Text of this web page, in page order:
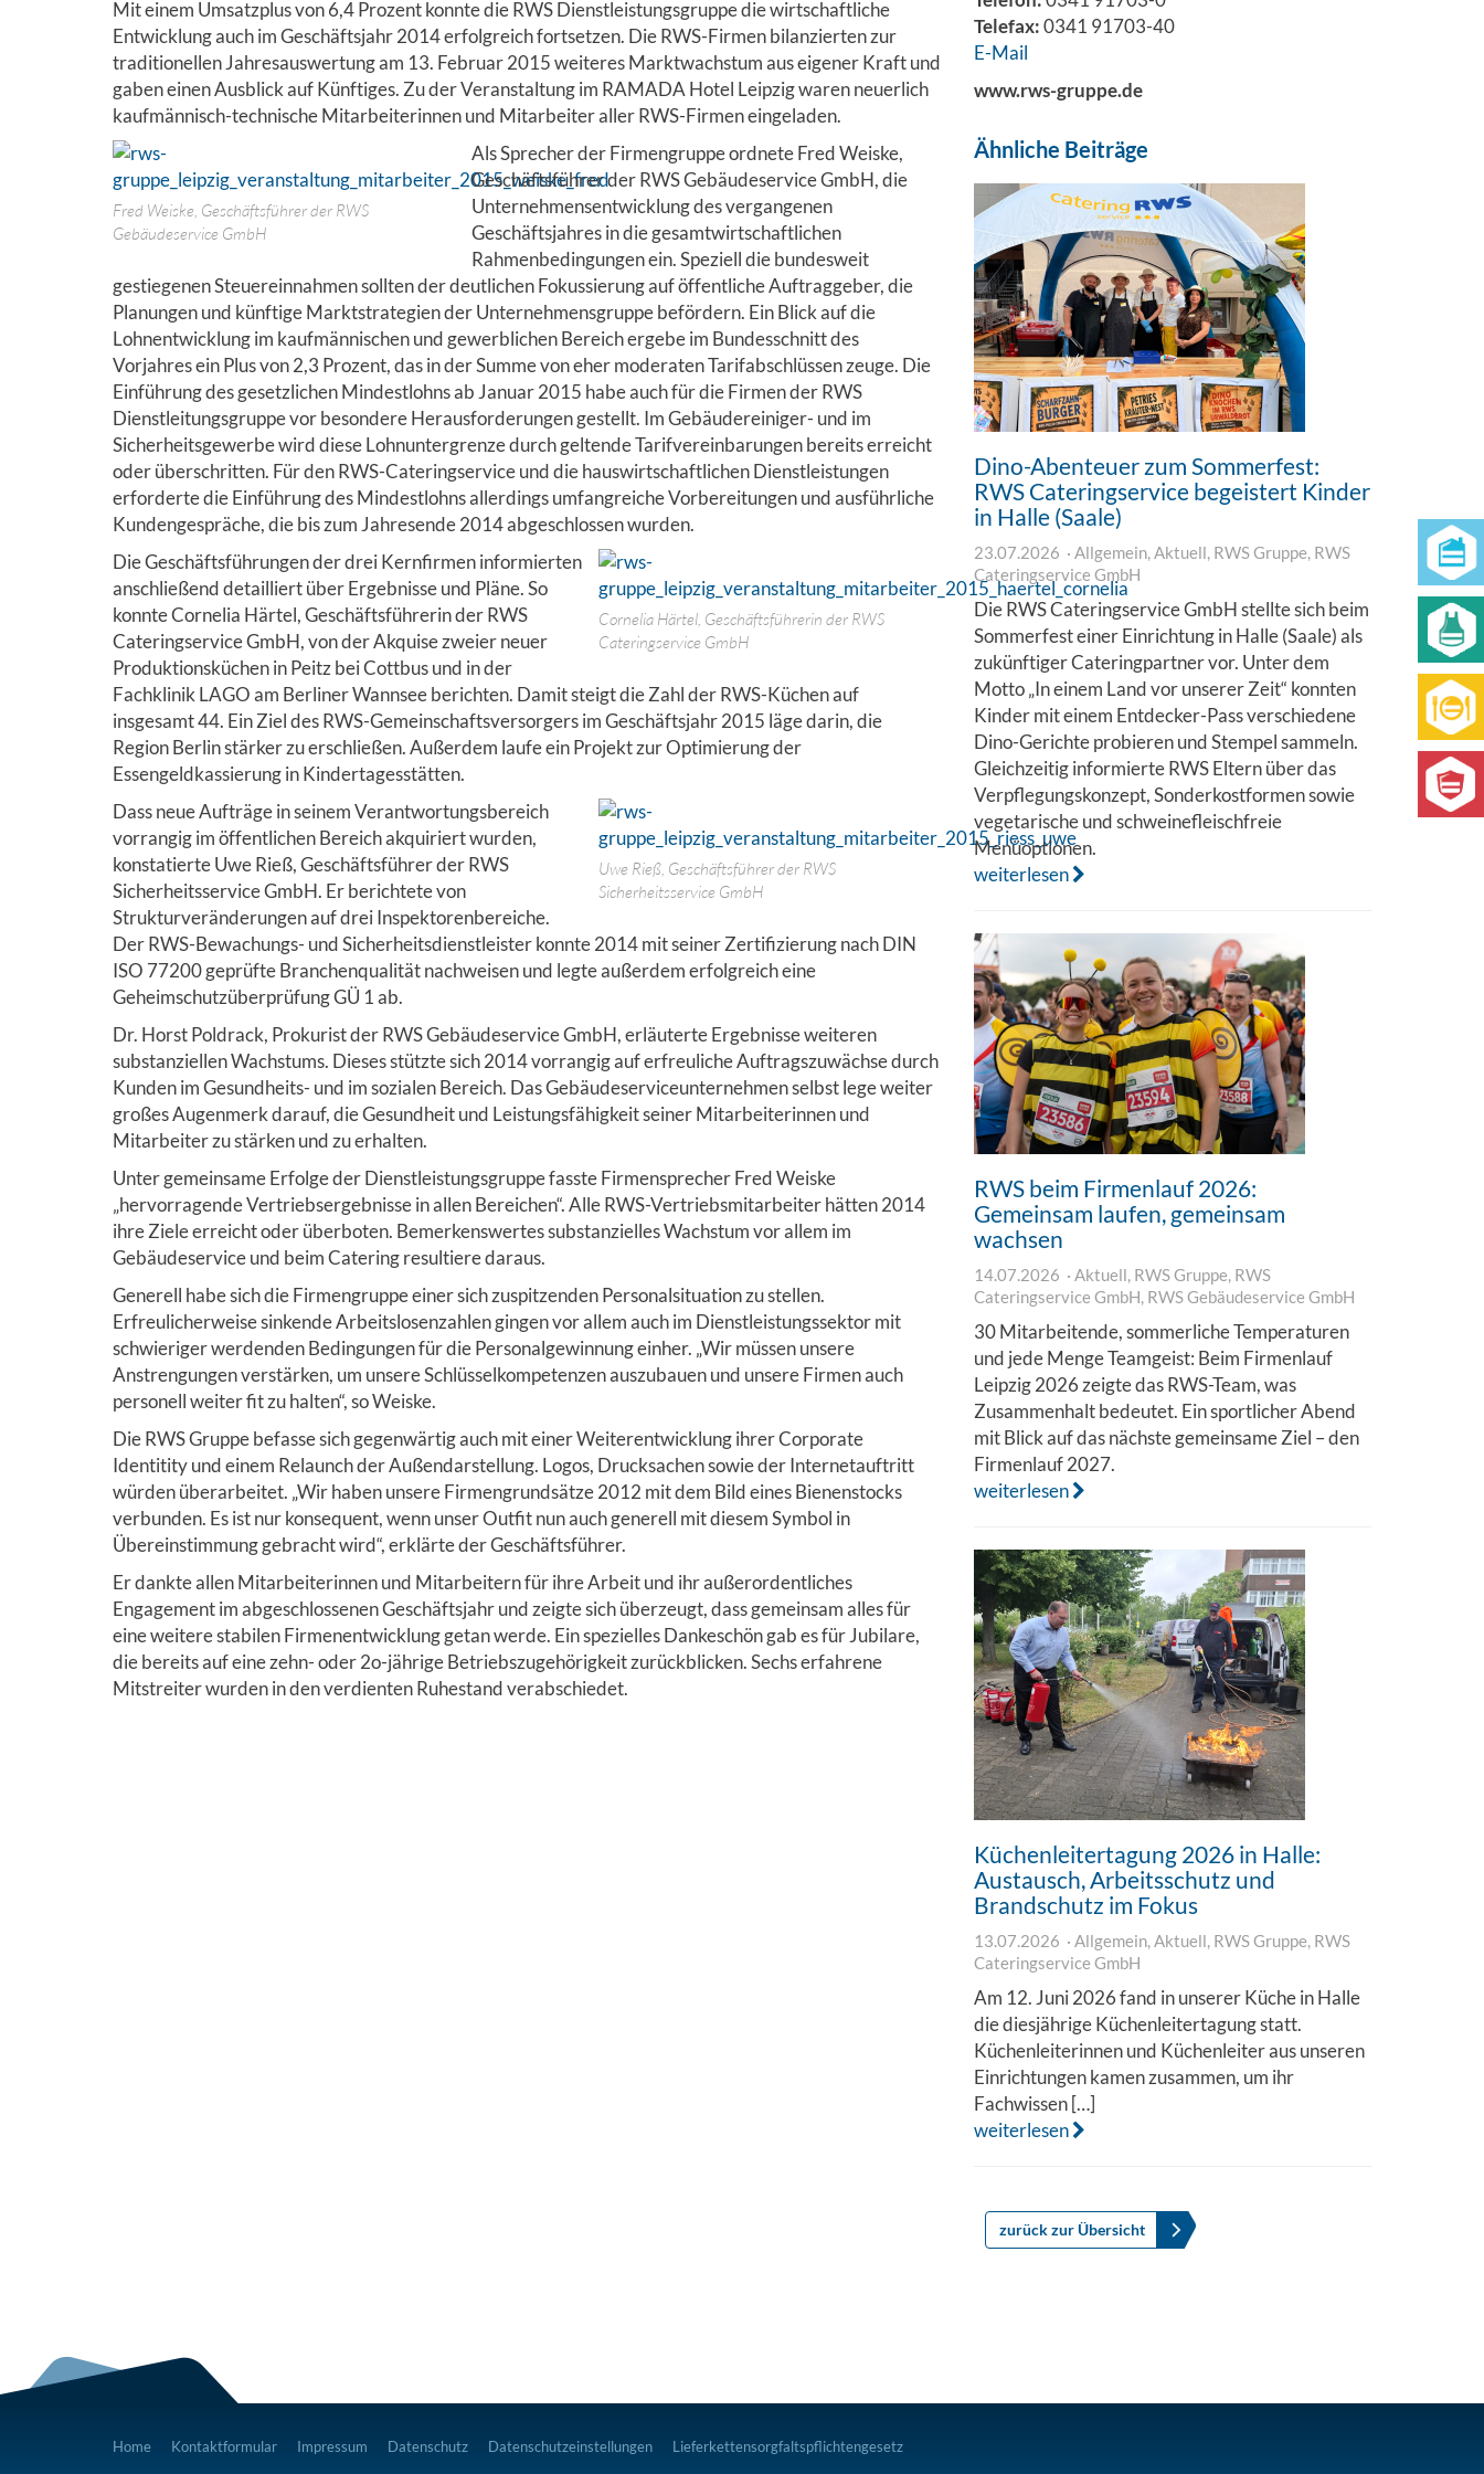
Mit einem Umsatzplus von 6,4 Prozent konnte die RWS Dienstleistungsgruppe die wirtschaftliche
Entwicklung auch im Geschäftsjahr 2014 erfolgreich fortsetzen. Die RWS-Firmen bilanzierten zur
traditionellen Jahresauswertung am 13. Februar 2015 weiteres Marktwachstum aus eigener Kraft und
gaben einen Ausblick auf Künftiges. Zu der Veranstaltung im RAMADA Hotel Leipzig waren neuerlich
kaufmännisch-technische Mitarbeiterinnen und Mitarbeiter aller RWS-Firmen eingeladen.
Fred Weiske, Geschäftsführer der RWS
Gebäudeservice GmbH
Als Sprecher der Firmengruppe ordnete Fred Weiske,
Geschäftsführer der RWS Gebäudeservice GmbH, die
Unternehmensentwicklung des vergangenen
Geschäftsjahres in die gesamtwirtschaftlichen
Rahmenbedingungen ein. Speziell die bundesweit
gestiegenen Steuereinnahmen sollten der deutlichen Fokussierung auf öffentliche Auftraggeber, die
Planungen und künftige Marktstrategien der Unternehmensgruppe befördern. Ein Blick auf die
Lohnentwicklung im kaufmännischen und gewerblichen Bereich ergebe im Bundesschnitt des
Vorjahres ein Plus von 2,3 Prozent, das in der Summe von eher moderaten Tarifabschlüssen zeuge. Die
Einführung des gesetzlichen Mindestlohns ab Januar 2015 habe auch für die Firmen der RWS
Dienstleitungsgruppe vor besondere Herausforderungen gestellt. Im Gebäudereiniger- und im
Sicherheitsgewerbe wird diese Lohnuntergrenze durch geltende Tarifvereinbarungen bereits erreicht
oder überschritten. Für den RWS-Cateringservice und die hauswirtschaftlichen Dienstleistungen
erforderte die Einführung des Mindestlohns allerdings umfangreiche Vorbereitungen und ausführliche
Kundengespräche, die bis zum Jahresende 2014 abgeschlossen wurden.
Cornelia Härtel, Geschäftsführerin der RWS
Cateringservice GmbH
Die Geschäftsführungen der drei Kernfirmen informierten
anschließend detailliert über Ergebnisse und Pläne. So
konnte Cornelia Härtel, Geschäftsführerin der RWS
Cateringservice GmbH, von der Akquise zweier neuer
Produktionsküchen in Peitz bei Cottbus und in der
Fachklinik LAGO am Berliner Wannsee berichten. Damit steigt die Zahl der RWS-Küchen auf
insgesamt 44. Ein Ziel des RWS-Gemeinschaftsversorgers im Geschäftsjahr 2015 läge darin, die
Region Berlin stärker zu erschließen. Außerdem laufe ein Projekt zur Optimierung der
Essengeldkassierung in Kindertagesstätten.
Uwe Rieß, Geschäftsführer der RWS
Sicherheitsservice GmbH
Dass neue Aufträge in seinem Verantwortungsbereich
vorrangig im öffentlichen Bereich akquiriert wurden,
konstatierte Uwe Rieß, Geschäftsführer der RWS
Sicherheitsservice GmbH. Er berichtete von
Strukturveränderungen auf drei Inspektorenbereiche.
Der RWS-Bewachungs- und Sicherheitsdienstleister konnte 2014 mit seiner Zertifizierung nach DIN
ISO 77200 geprüfte Branchenqualität nachweisen und legte außerdem erfolgreich eine
Geheimschutzüberprüfung GÜ 1 ab.
Dr. Horst Poldrack, Prokurist der RWS Gebäudeservice GmbH, erläuterte Ergebnisse weiteren
substanziellen Wachstums. Dieses stützte sich 2014 vorrangig auf erfreuliche Auftragszuwächse durch
Kunden im Gesundheits- und im sozialen Bereich. Das Gebäudeserviceunternehmen selbst lege weiter
großes Augenmerk darauf, die Gesundheit und Leistungsfähigkeit seiner Mitarbeiterinnen und
Mitarbeiter zu stärken und zu erhalten.
Unter gemeinsame Erfolge der Dienstleistungsgruppe fasste Firmensprecher Fred Weiske
„hervorragende Vertriebsergebnisse in allen Bereichen“. Alle RWS-Vertriebsmitarbeiter hätten 2014
ihre Ziele erreicht oder überboten. Bemerkenswertes substanzielles Wachstum vor allem im
Gebäudeservice und beim Catering resultiere daraus.
Generell habe sich die Firmengruppe einer sich zuspitzenden Personalsituation zu stellen.
Erfreulicherweise sinkende Arbeitslosenzahlen gingen vor allem auch im Dienstleistungssektor mit
schwieriger werdenden Bedingungen für die Personalgewinnung einher. „Wir müssen unsere
Anstrengungen verstärken, um unsere Schlüsselkompetenzen auszubauen und unsere Firmen auch
personell weiter fit zu halten“, so Weiske.
Die RWS Gruppe befasse sich gegenwärtig auch mit einer Weiterentwicklung ihrer Corporate
Identitity und einem Relaunch der Außendarstellung. Logos, Drucksachen sowie der Internetauftritt
würden überarbeitet. „Wir haben unsere Firmengrundsätze 2012 mit dem Bild eines Bienenstocks
verbunden. Es ist nur konsequent, wenn unser Outfit nun auch generell mit diesem Symbol in
Übereinstimmung gebracht wird“, erklärte der Geschäftsführer.
Er dankte allen Mitarbeiterinnen und Mitarbeitern für ihre Arbeit und ihr außerordentliches
Engagement im abgeschlossenen Geschäftsjahr und zeigte sich überzeugt, dass gemeinsam alles für
eine weitere stabilen Firmenentwicklung getan werde. Ein spezielles Dankeschön gab es für Jubilare,
die bereits auf eine zehn- oder 2o-jährige Betriebszugehörigkeit zurückblicken. Sechs erfahrene
Mitstreiter wurden in den verdienten Ruhestand verabschiedet.
Telefax:0341 91703-40
E-Mail
www.rws-gruppe.de
Ähnliche Beiträge
Dino-Abenteuer zum Sommerfest:
RWS Cateringservice begeistert Kinder
in Halle (Saale)
23.07.2026 Allgemein, Aktuell, RWS Gruppe, RWS
Cateringservice GmbH
Die RWS Cateringservice GmbH stellte sich beim
Sommerfest einer Einrichtung in Halle (Saale) als
zukünftiger Cateringpartner vor. Unter dem
Motto „In einem Land vor unserer Zeit“ konnten
Kinder mit einem Entdecker-Pass verschiedene
Dino-Gerichte probieren und Stempel sammeln.
Gleichzeitig informierte RWS Eltern über das
Verpflegungskonzept, Sonderkostformen sowie
vegetarische und schweinefleischfreie
Menüoptionen.
weiterlesen
RWS beim Firmenlauf 2026:
Gemeinsam laufen, gemeinsam
wachsen
14.07.2026 Aktuell, RWS Gruppe, RWS
Cateringservice GmbH, RWS Gebäudeservice GmbH
30 Mitarbeitende, sommerliche Temperaturen
und jede Menge Teamgeist: Beim Firmenlauf
Leipzig 2026 zeigte das RWS-Team, was
Zusammenhalt bedeutet. Ein sportlicher Abend
mit Blick auf das nächste gemeinsame Ziel – den
Firmenlauf 2027.
weiterlesen
Küchenleitertagung 2026 in Halle:
Austausch, Arbeitsschutz und
Brandschutz im Fokus
13.07.2026 Allgemein, Aktuell, RWS Gruppe, RWS
Cateringservice GmbH
Am 12. Juni 2026 fand in unserer Küche in Halle
die diesjährige Küchenleitertagung statt.
Küchenleiterinnen und Küchenleiter aus unseren
Einrichtungen kamen zusammen, um ihr
Fachwissen […]
weiterlesen
zurück zur Übersicht
Home Kontaktformular Impressum Datenschutz Datenschutzeinstellungen Lieferkettensorgfaltspflichtengesetz